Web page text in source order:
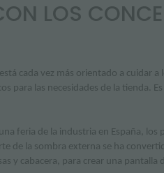
LOS
cada vez más orientado a cuidar
para las necesidades de la tienda.
feria de la industria en España,
de la sombra externa se ha
y cabacera, para crear una pantalla